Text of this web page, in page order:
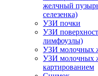
желчный
селезенка)
УЗИ почки
УЗИ
лимфоузлы)
УЗИ молочных
УЗИ молочных
картированием